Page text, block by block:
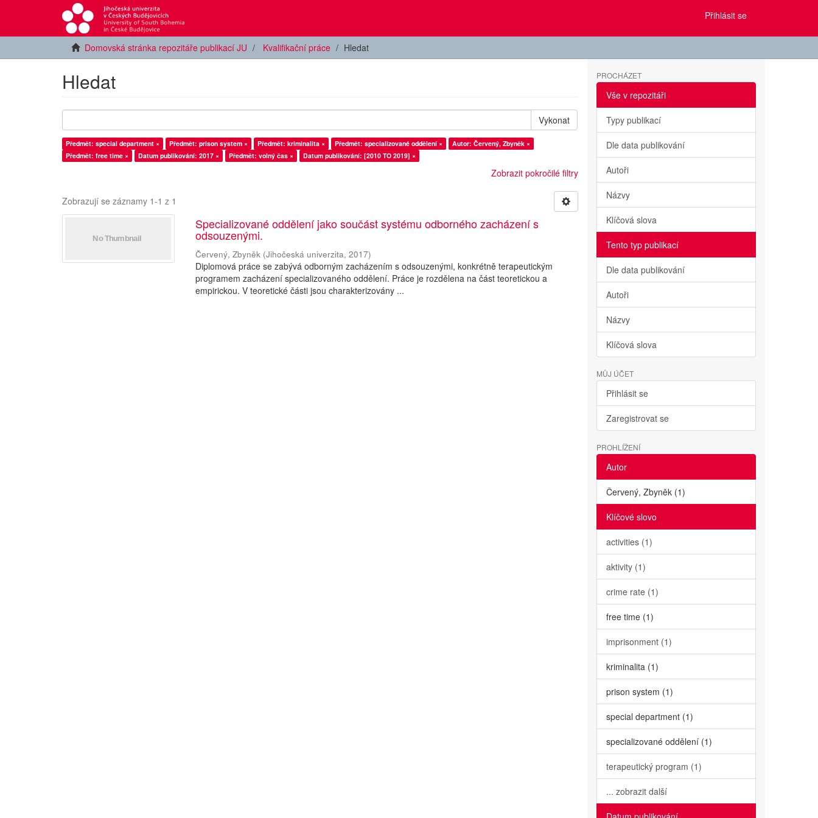
Přihlásit se
Domovská stránka repozitáře publikací JU Kvalifikační práce Hledat
Hledat
Vykonat
Předmět: special department × Předmět: prison system × Předmět: kriminalita × Předmět: specializované oddělení ×
Autor: Červený, Zbyněk ×
Předmět: free time ×
Datum publikování: 2017 × Předmět: volný čas × Datum publikování: [2010 TO 2019] ×
Zobrazit pokročilé filtry
Zobrazují se záznamy 1-1 z 1
Specializované oddělení jako součást systému odborného zacházení s
odsouzenými.
Červený, Zbyněk (Jihočeská univerzita,2017)
Diplomová práce se zabývá odborným zacházením s odsouzenými, konkrétně terapeutickým
programem zacházení specializovaného oddělení. Práce je rozdělena na část teoretickou a
empirickou. V teoretické části jsou charakterizovány ...
PROCHÁZET
Vše v repozitáři
Typy publikací
Dle data publikování
Autoři
Názvy
Klíčová slova
Tento typ publikací
Dle data publikování
Autoři
Názvy
Klíčová slova
MŮJ ÚČET
Přihlásit se
Zaregistrovat se
PROHLÍŽENÍ
Autor
Červený, Zbyněk (1)
Klíčové slovo
activities (1)
aktivity (1)
crime rate (1)
free time (1)
imprisonment (1)
kriminalita (1)
prison system (1)
special department (1)
specializované oddělení (1)
terapeutický program (1)
... zobrazit další